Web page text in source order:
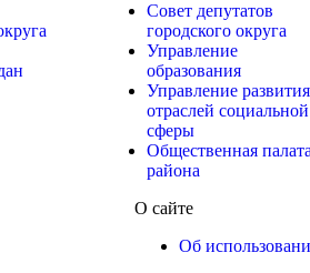
Совет депутатов
городского округа
Управление
образования
Управление развития
отраслей социальной
сферы
Общественная
района
О сайте
Об